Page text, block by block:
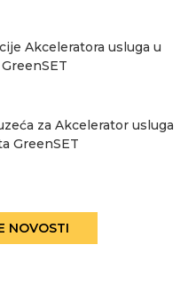
Akceleratora usluga u
za Akcelerator usluga
GreenSET
NOVOSTI